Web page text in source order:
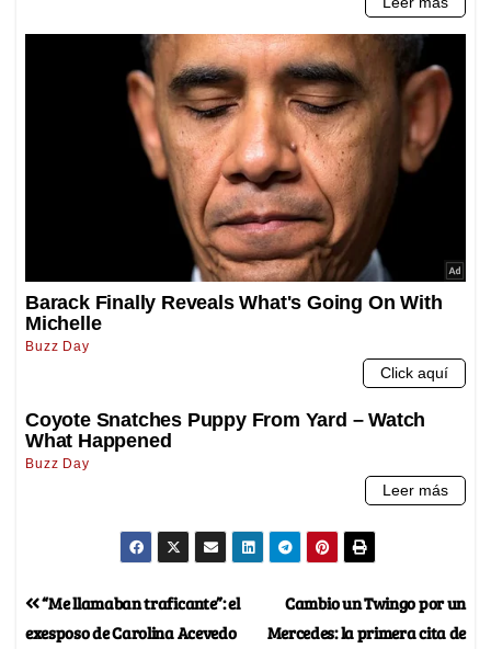
Cambio un Twingo por un
Mercedes: la primera cita de
“Me llamaban traficante”: el
exesposo de Carolina Acevedo